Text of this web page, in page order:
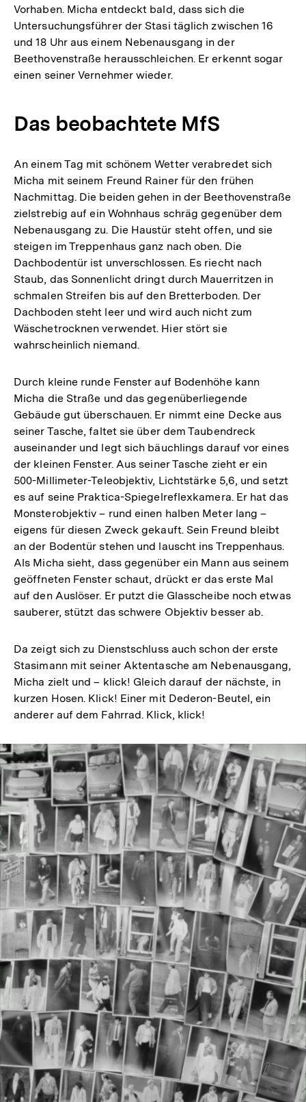
Vorhaben. Micha entdeckt bald, dass sich die
Untersuchungsführer der Stasi täglich zwischen 16
und 18 Uhr aus einem Nebenausgang in der
Beethovenstraße herausschleichen. Er erkennt sogar
einen seiner Vernehmer wieder.
Das beobachtete MfS
An einem Tag mit schönem Wetter verabredet sich
Micha mit seinem Freund Rainer für den frühen
Nachmittag. Die beiden gehen in der Beethovenstraße
zielstrebig auf ein Wohnhaus schräg gegenüber dem
Nebenausgang zu. Die Haustür steht offen, und sie
steigen im Treppenhaus ganz nach oben. Die
Dachbodentür ist unverschlossen. Es riecht nach
Staub, das Sonnenlicht dringt durch Mauerritzen in
schmalen Streifen bis auf den Bretterboden. Der
Dachboden steht leer und wird auch nicht zum
Wäschetrocknen verwendet. Hier stört sie
wahrscheinlich niemand.
Durch kleine runde Fenster auf Bodenhöhe kann
Micha die Straße und das gegenüberliegende
Gebäude gut überschauen. Er nimmt eine Decke aus
seiner Tasche, faltet sie über dem Taubendreck
auseinander und legt sich bäuchlings darauf vor eines
der kleinen Fenster. Aus seiner Tasche zieht er ein
500-Mil­limeter-Teleobjektiv, Lichtstärke 5,6, und setzt
es auf seine Praktica-Spiegelreflex­kamera. Er hat das
Monsterobjektiv – rund einen halben Meter lang –
eigens für diesen Zweck gekauft. Sein Freund bleibt
an der Bodentür stehen und lauscht ins Treppenhaus.
Als Micha sieht, dass gegenüber ein Mann aus seinem
geöffneten Fenster schaut, drückt er das erste Mal
auf den Auslöser. Er putzt die Glasscheibe noch etwas
sauberer, stützt das schwere Objektiv besser ab.
Da zeigt sich zu Dienstschluss auch schon der erste
Stasimann mit seiner Aktentasche am Nebenausgang,
Micha zielt und – klick! Gleich darauf der nächste, in
kurzen Hosen. Klick! Einer mit Dederon-Beutel, ein
anderer auf dem Fahrrad. Klick, klick!